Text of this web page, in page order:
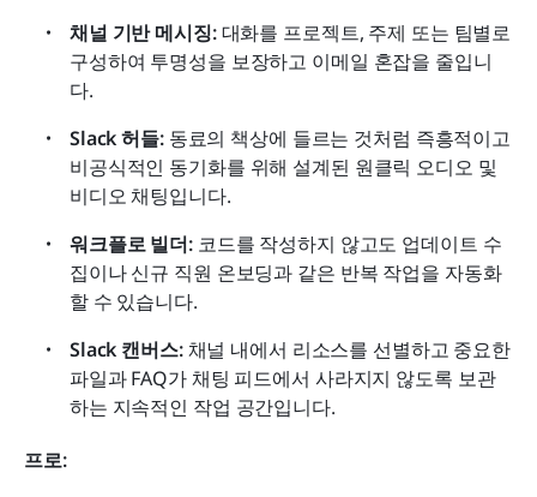
채널 기반 메시징: 대화를 프로젝트, 주제 또는 팀별로
구성하여 투명성을 보장하고 이메일 혼잡을 줄입니
다.
Slack 허들: 동료의 책상에 들르는 것처럼 즉흥적이고
비공식적인 동기화를 위해 설계된 원클릭 오디오 및
비디오 채팅입니다.
워크플로 빌더: 코드를 작성하지 않고도 업데이트 수
집이나 신규 직원 온보딩과 같은 반복 작업을 자동화
할 수 있습니다.
Slack 캔버스: 채널 내에서 리소스를 선별하고 중요한
파일과 FAQ가 채팅 피드에서 사라지지 않도록 보관
하는 지속적인 작업 공간입니다.
프로: